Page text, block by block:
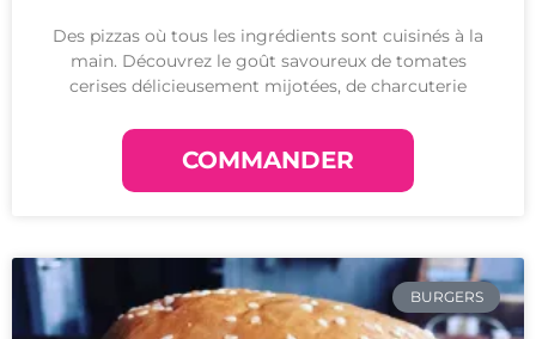
Des pizzas où tous les ingrédients sont cuisinés à la
main. Découvrez le goût savoureux de tomates
cerises délicieusement mijotées, de charcuterie
COMMANDER
BURGERS